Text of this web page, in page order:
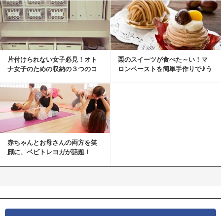
片付けられない女子必見！オト
ナ女子のための収納の３つのコ
栗のスイーツが食べた～い！マ
ロンペーストを簡単手作りで♪う
赤ちゃんとお母さんの両方を笑
顔に、ベビトレヨガが話題！